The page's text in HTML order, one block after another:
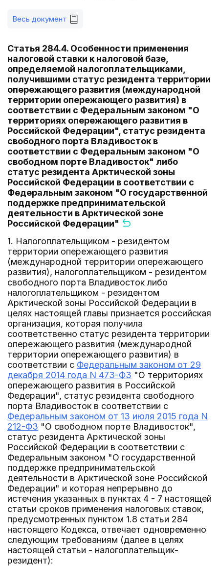
Весь документ
Статья 284.4. Особенности применения
налоговой ставки к налоговой базе,
определяемой налогоплательщиками,
получившими статус резидента территории
опережающего развития (международной
территории опережающего развития) в
соответствии с Федеральным законом "О
территориях опережающего развития в
Российской Федерации", статус резидента
свободного порта Владивосток в
соответствии с Федеральным законом "О
свободном порте Владивосток" либо
статус резидента Арктической зоны
Российской Федерации в соответствии с
Федеральным законом "О государственной
поддержке предпринимательской
деятельности в Арктической зоне
Российской Федерации"
1. Налогоплательщиком - резидентом
территории опережающего развития
(международной территории опережающего
развития), налогоплательщиком - резидентом
свободного порта Владивосток либо
налогоплательщиком - резидентом
Арктической зоны Российской Федерации в
целях настоящей главы признается российская
организация, которая получила
соответственно статус резидента территории
опережающего развития (международной
территории опережающего развития) в
соответствии с Федеральным законом от 29
декабря 2014 года N 473-ФЗ "О территориях
опережающего развития в Российской
Федерации", статус резидента свободного
порта Владивосток в соответствии с
Федеральным законом от 13 июля 2015 года N
212-ФЗ "О свободном порте Владивосток",
статус резидента Арктической зоны
Российской Федерации в соответствии с
Федеральным законом "О государственной
поддержке предпринимательской
деятельности в Арктической зоне Российской
Федерации" и которая непрерывно до
истечения указанных в пунктах 4 - 7 настоящей
статьи сроков применения налоговых ставок,
предусмотренных пунктом 1.8 статьи 284
настоящего Кодекса, отвечает одновременно
следующим требованиям (далее в целях
настоящей статьи - налогоплательщик-
резидент):